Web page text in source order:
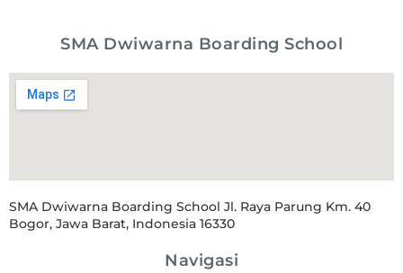
SMA Dwiwarna Boarding School
SMA Dwiwarna Boarding School Jl. Raya Parung Km. 40
Bogor, Jawa Barat, Indonesia 16330
Navigasi